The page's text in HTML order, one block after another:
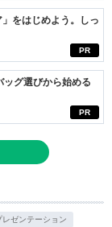
PR
をはじめよう。しっ
PR
グ選びから始める
レゼンテーション